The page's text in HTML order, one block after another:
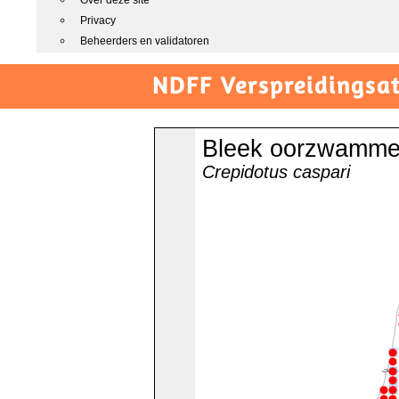
Privacy
Beheerders en validatoren
NDFF